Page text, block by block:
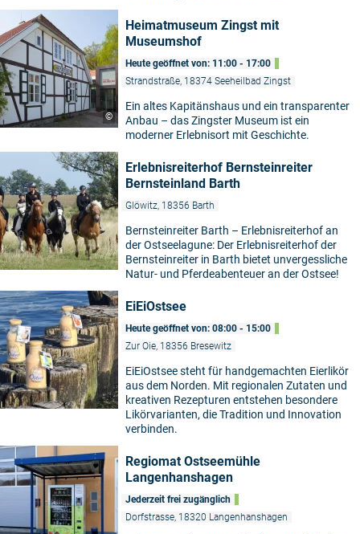
©
Heimatmuseum Zingst mit
Museumshof
Heute geöffnet von: 11:00 - 17:00
Strandstraße, 18374 Seeheilbad Zingst
Ein altes Kapitänshaus und ein transparenter
Anbau – das Zingster Museum ist ein
moderner Erlebnisort mit Geschichte.
Erlebnisreiterhof Bernsteinreiter
Bernsteinland Barth
Glöwitz, 18356 Barth
Bernsteinreiter Barth – Erlebnisreiterhof an
der Ostseelagune: Der Erlebnisreiterhof der
Bernsteinreiter in Barth bietet unvergessliche
Natur- und Pferdeabenteuer an der Ostsee!
EiEiOstsee
Heute geöffnet von: 08:00 - 15:00
Zur Oie, 18356 Bresewitz
EiEiOstsee steht für handgemachten Eierlikör
aus dem Norden. Mit regionalen Zutaten und
kreativen Rezepturen entstehen besondere
Likörvarianten, die Tradition und Innovation
verbinden.
Regiomat Ostseemühle
Langenhanshagen
Jederzeit frei zugänglich
Dorfstrasse, 18320 Langenhanshagen